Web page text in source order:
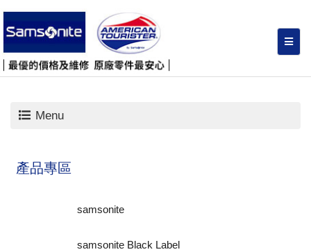
Menu
產品專區
samsonite
samsonite Black Label